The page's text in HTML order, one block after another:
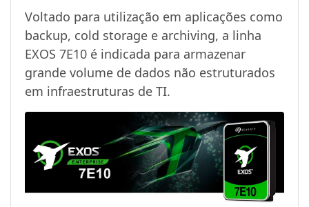
Voltado para utilização em aplicações como
backup, cold storage e archiving, a linha
EXOS 7E10 é indicada para armazenar
grande volume de dados não estruturados
em infraestruturas de TI.